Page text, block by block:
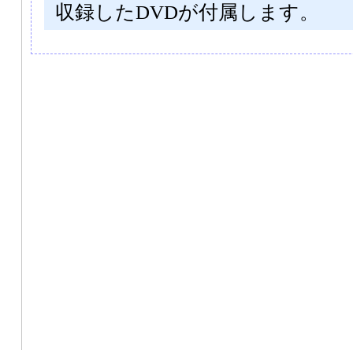
収録したDVDが付属します。